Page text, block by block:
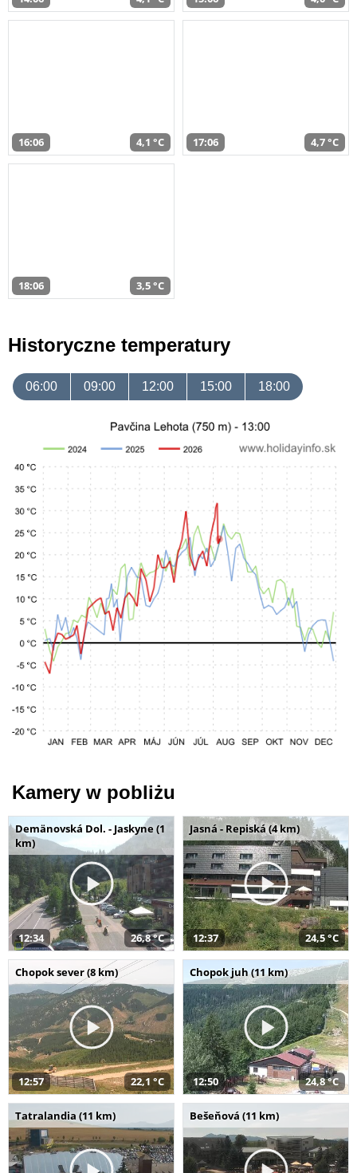
16:06 4,1 °C 17:06 4,7 °C
18:06 3,5 °C
Historyczne temperatury
06:00 09:00 12:00 15:00 18:00
Kamery w pobliżu
Demänovská Dol. - Jaskyne (1
km)
12:34 26,8 °C
Jasná - Repiská (4 km)
12:37 24,5 °C
Chopok sever (8 km)
12:57 22,1 °C
Chopok juh (11 km)
12:50 24,8 °C
Tatralandia (11 km) Bešeňová (11 km)